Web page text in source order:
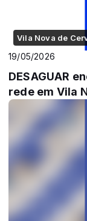
Vila Nova de
19/05/2026
DESAGUAR
rede em Vila